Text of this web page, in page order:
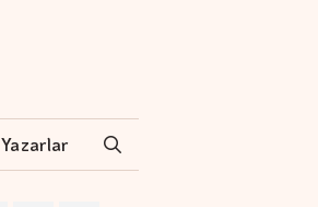
Yazarlar